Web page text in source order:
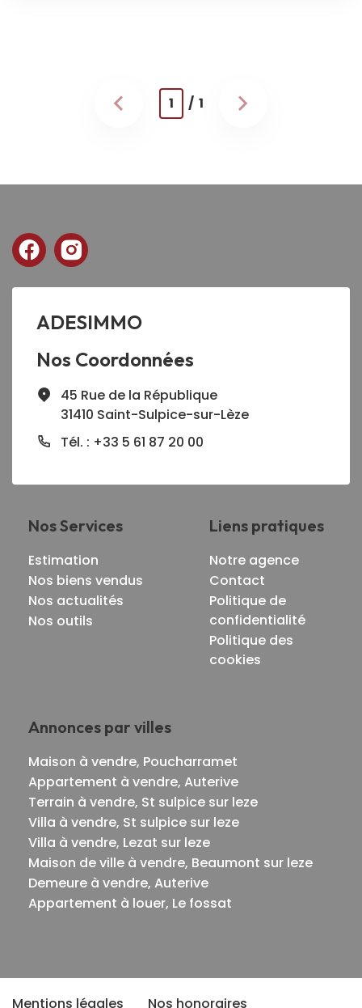
1 / 1
ADESIMMO
Nos Coordonnées
45 Rue de la République
31410 Saint-Sulpice-sur-Lèze
Tél. : +33 5 61 87 20 00
Nos Services
Estimation
Nos biens vendus
Nos actualités
Nos outils
Liens pratiques
Notre agence
Contact
Politique de
confidentialité
Politique des
cookies
Annonces par villes
Maison à vendre, Poucharramet
Appartement à vendre, Auterive
Terrain à vendre, St sulpice sur leze
Villa à vendre, St sulpice sur leze
Villa à vendre, Lezat sur leze
Maison de ville à vendre, Beaumont sur leze
Demeure à vendre, Auterive
Appartement à louer, Le fossat
Mentions légales Nos honoraires